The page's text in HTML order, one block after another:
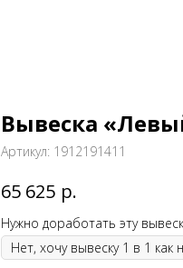
Вывеска
Артикул: 1912191411
65 625 р.
Нужно доработать эту